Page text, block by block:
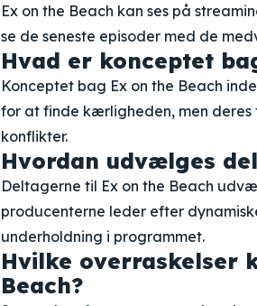
Ex on the Beach kan ses på
se de seneste episoder med de
Hvad er konceptet
Konceptet bag Ex on the Beach
for at finde kærligheden, men
konflikter.
Hvordan udvælges
Deltagerne til Ex on the Beach
producenterne leder efter
underholdning i programmet.
Hvilke overraskelser
Beach?